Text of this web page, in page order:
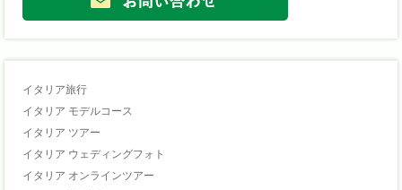
イタリア旅行
イタリア モデルコース
イタリア ツアー
イタリア ウェディングフォト
イタリア オンラインツアー